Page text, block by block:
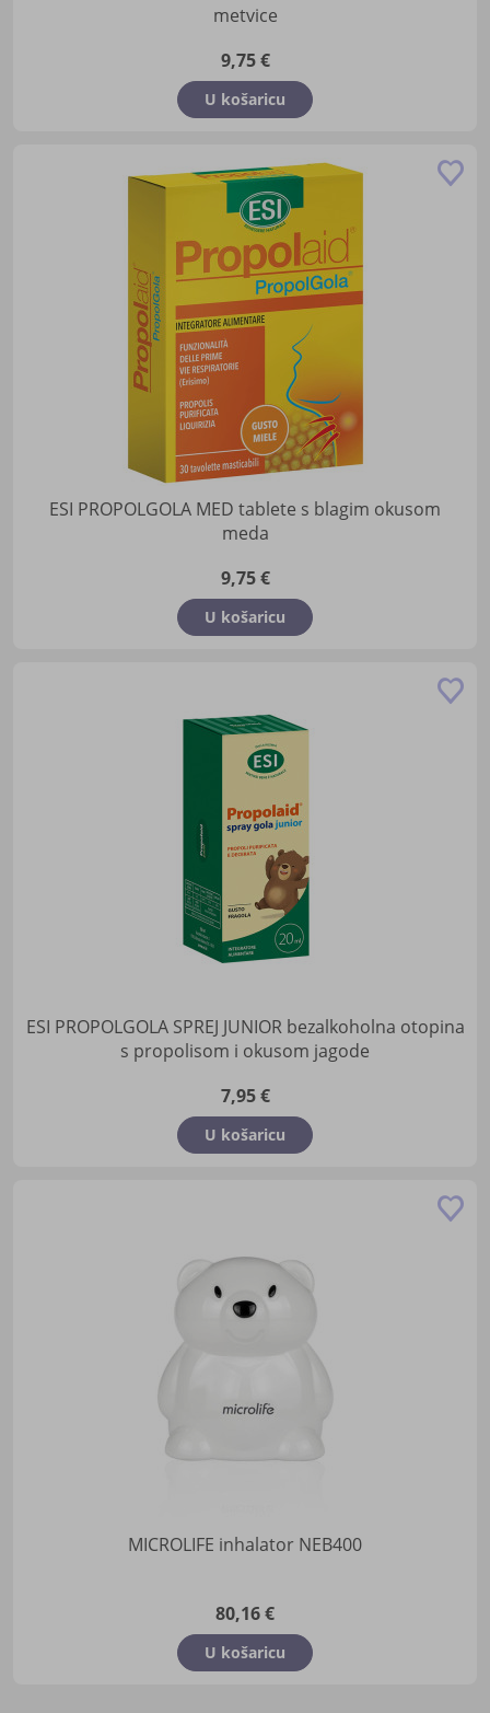
metvice
9,75 €
U košaricu
ESI PROPOLGOLA MED tablete s blagim okusom
meda
9,75 €
U košaricu
ESI PROPOLGOLA SPREJ JUNIOR bezalkoholna otopina
s propolisom i okusom jagode
7,95 €
U košaricu
MICROLIFE inhalator NEB400
80,16 €
U košaricu